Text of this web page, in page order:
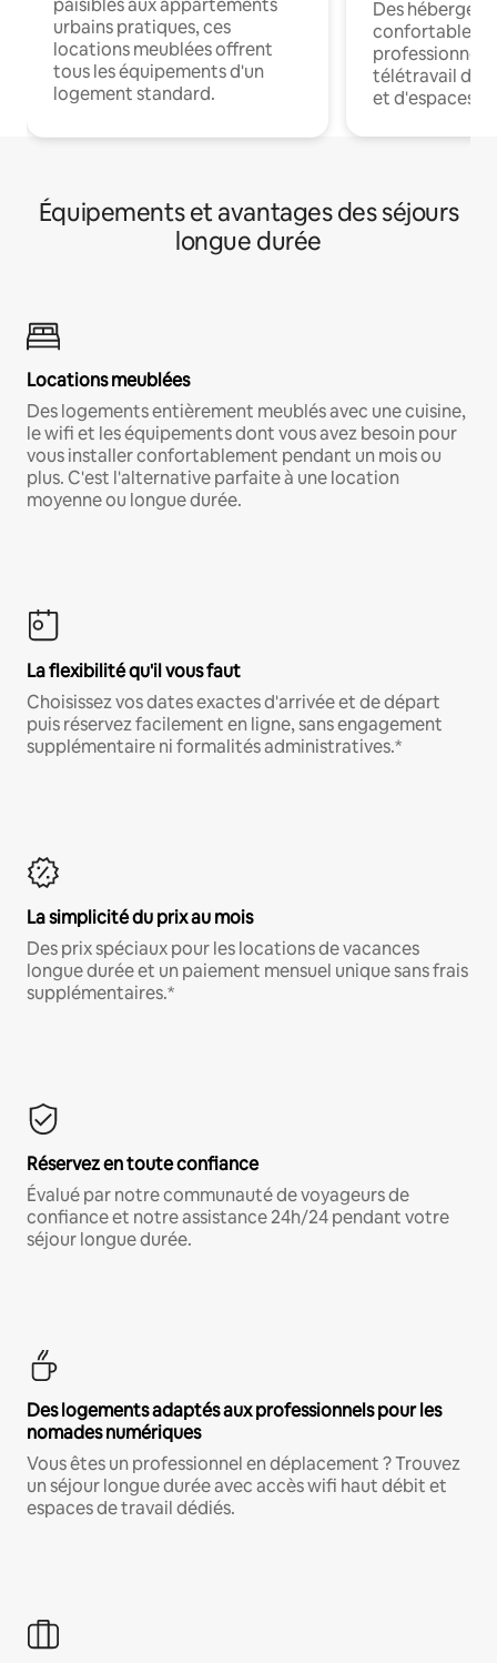
paisibles aux appartements
urbains pratiques, ces
locations meublées offrent
tous les équipements d'un
logement standard.
Des
confortables
professionnels
télétravail
et d'espaces
Équipements et avantages des séjours
longue durée
Locations meublées
Des logements entièrement meublés avec une cuisine,
le wifi et les équipements dont vous avez besoin pour
vous installer confortablement pendant un mois ou
plus. C'est l'alternative parfaite à une location
moyenne ou longue durée.
La flexibilité qu'il vous faut
Choisissez vos dates exactes d'arrivée et de départ
puis réservez facilement en ligne, sans engagement
supplémentaire ni formalités administratives.*
La simplicité du prix au mois
Des prix spéciaux pour les locations de vacances
longue durée et un paiement mensuel unique sans frais
supplémentaires.*
Réservez en toute confiance
Évalué par notre communauté de voyageurs de
confiance et notre assistance 24h/24 pendant votre
séjour longue durée.
Des logements adaptés aux professionnels pour les
nomades numériques
Vous êtes un professionnel en déplacement ? Trouvez
un séjour longue durée avec accès wifi haut débit et
espaces de travail dédiés.